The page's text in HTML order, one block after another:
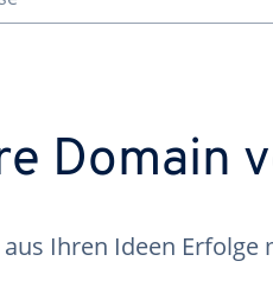
Domain
aus Ihren Ideen Erfolge